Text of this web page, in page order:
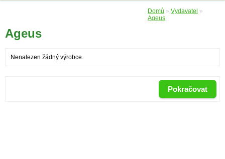
Domů » Vydavatel »
Ageus
Ageus
Nenalezen žádný výrobce.
Pokračovat